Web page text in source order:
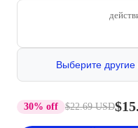
Выберите
30% off $22.69 USD